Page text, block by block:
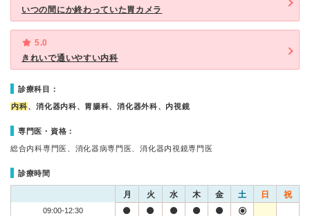
いつの間にか終わっていた胃カメラ
5.0
きれいで通いやすい内科
診療科目：
内科、消化器内科、胃腸科、消化器外科、内視鏡
専門医・資格：
総合内科専門医、消化器病専門医、消化器内視鏡専門医
診療時間
月 火 水 木 金 土 日 祝
09:00-12:30